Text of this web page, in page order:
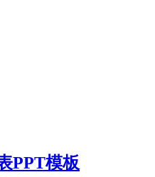
PPT模板